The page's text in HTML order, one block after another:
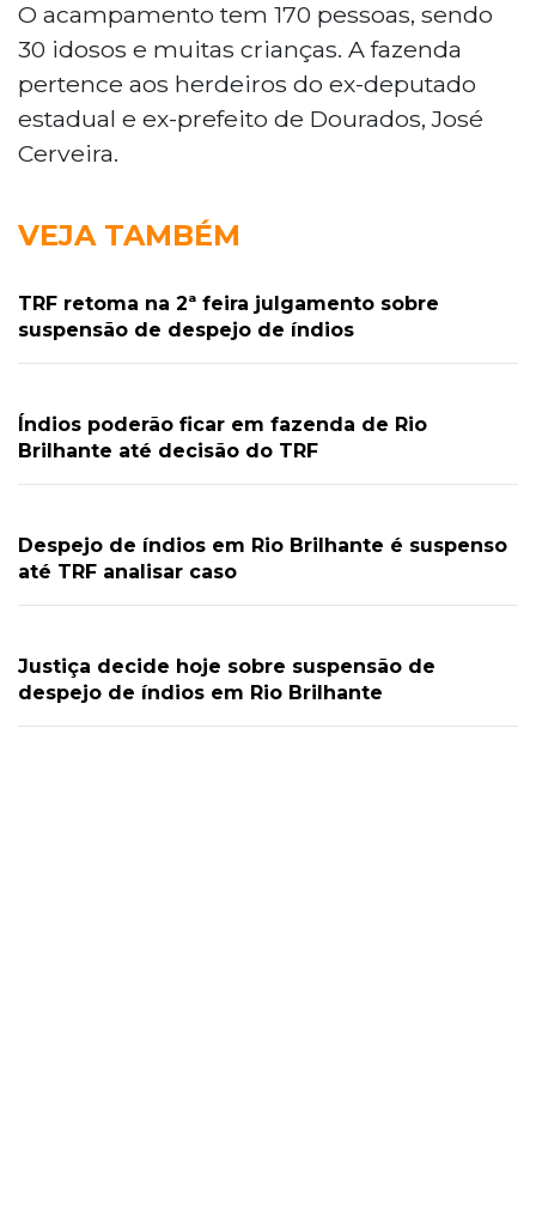
O acampamento tem 170 pessoas, sendo
30 idosos e muitas crianças. A fazenda
pertence aos herdeiros do ex-deputado
estadual e ex-prefeito de Dourados, José
Cerveira.
VEJA TAMBÉM
TRF retoma na 2ª feira julgamento sobre
suspensão de despejo de índios
Índios poderão ficar em fazenda de Rio
Brilhante até decisão do TRF
Despejo de índios em Rio Brilhante é suspenso
até TRF analisar caso
Justiça decide hoje sobre suspensão de
despejo de índios em Rio Brilhante